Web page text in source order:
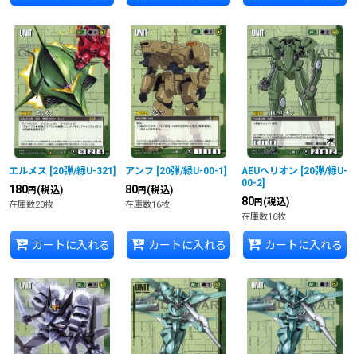
エルメス [20弾/緑U-321]
180円 (税込)
在庫数20枚
カートに入れる
アンフ [20弾/緑U-00-1]
80円 (税込)
在庫数16枚
カートに入れる
AEUヘリオン [20弾/緑U-
00-2]
80円 (税込)
在庫数16枚
カートに入れる